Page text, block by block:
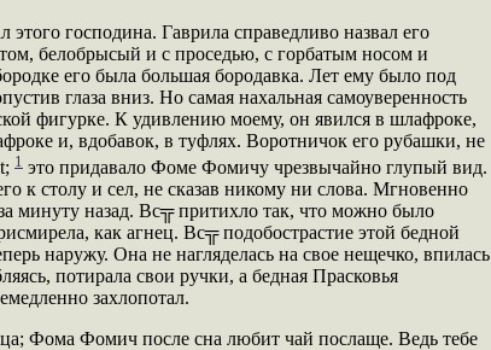
господина. Гаврила справедливо назвал его
белобрысый и с проседью, с горбатым носом и
его была большая бородавка. Лет ему было под
глаза вниз. Но самая нахальная самоуверенность
фигурке. К удивлению моему, он явился в шлафроке,
и, вдобавок, в туфлях. Воротничок его рубашки, не
1 это придавало Фоме Фомичу чрезвычайно глупый вид.
к столу и сел, не сказав никому ни слова. Мгновенно
минуту назад. Вс╦ притихло так, что можно было
как агнец. Вс╦ подобострастие этой бедной
наружу. Она не нагляделась на свое нещечко, впилась
потирала свои ручки, а бедная Прасковья
захлопотал.
Фома Фомич после сна любит чай послаще. Ведь тебе